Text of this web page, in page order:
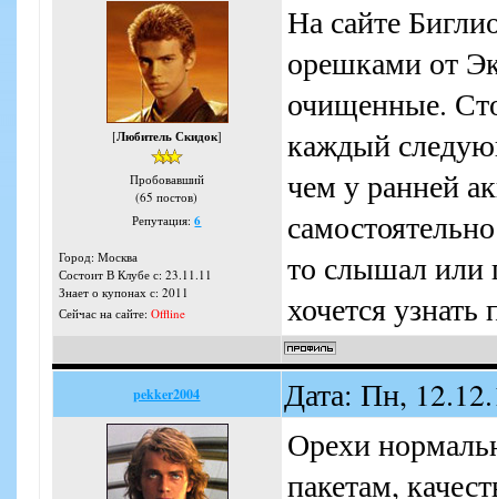
[Любитель Скидок]
Пробовавший
(65 постов)
Репутация:6
Город: Москва
Состоит В Клубе с: 23.11.11
Знает о купонах с: 2011
Сейчас на сайте: Offline
На сайте
орешками от
очищенные.
каждый
чем у ранней
то слышал или
хочется узнать
pekker2004 Дата: Пн,
Орехи
пакетам,